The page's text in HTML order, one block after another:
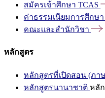
สมัครเข้าศึกษา TCAS
ค่าธรรมเนียมการศึกษา
คณะและสำนักวิชา
หลักสูตร
หลักสูตรที่เปิดสอน (ภา
หลักสูตรนานาชาติ หลั